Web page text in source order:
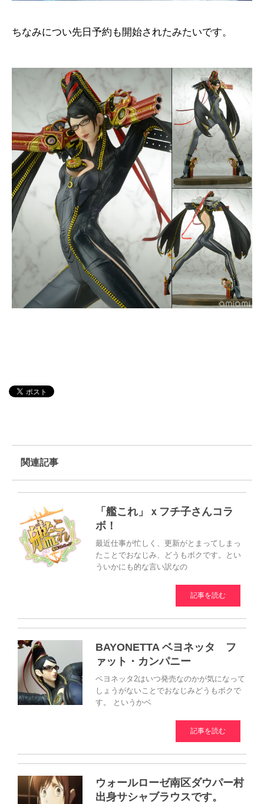
ちなみについ先日予約も開始されたみたいです。
関連記事
「艦これ」ｘフチ子さんコラ
ボ！
最近仕事が忙しく、更新がとまってしまっ
たことでおなじみ、どうもボクです。とい
ういかにも的な言い訳なの
記事を読む
BAYONETTA ベヨネッタ フ
ァット・カンパニー
ベヨネッタ2はいつ発売なのかが気になって
しょうがないことでおなじみどうもボクで
す。 というかベ
記事を読む
ウォールローゼ南区ダウパー村
出身サシャブラウスです。